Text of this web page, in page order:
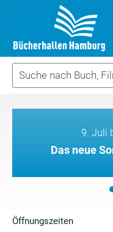
9. Juli
Das neue
Öffnungszeiten